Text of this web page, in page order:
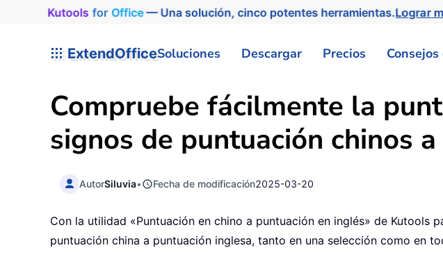
Kutools for Office— Una solución, cinco potentes herramientas.Lograr
ExtendOfficeSoluciones Descargar Precios
Compruebe fácilmente la
signos de puntuación chinos
AutorSiluvia• Fecha de modificación2025-03-20
Con la utilidad «Puntuación en chino a puntuación en inglés» de Kutools
puntuación china a puntuación inglesa, tanto en una selección como en